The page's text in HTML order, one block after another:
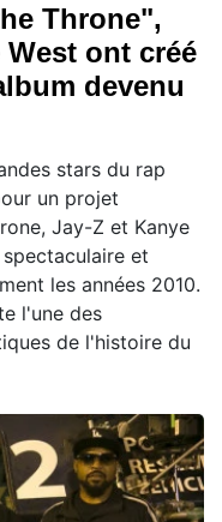
Throne",
ont créé
devenu
stars du rap
un projet
Jay-Z et Kanye
et
les années 2010.
l'une des
de l'histoire du